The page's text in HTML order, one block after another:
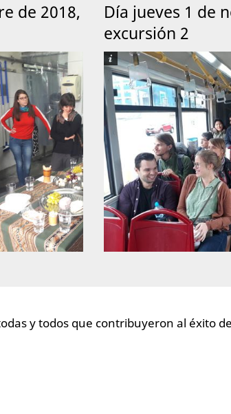
de 2018,
Día jueves 1 de
excursión 2
y todos que contribuyeron al éxito